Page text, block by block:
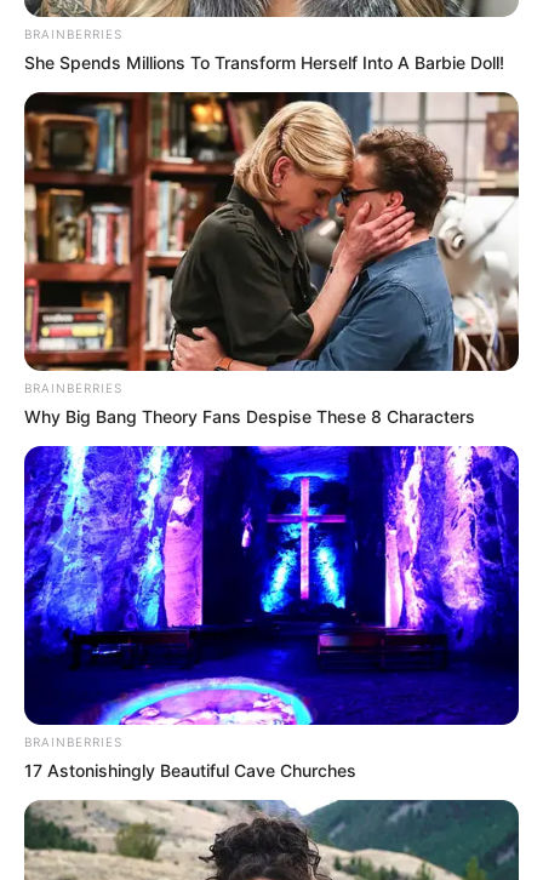
BRAINBERRIES
She Spends Millions To Transform Herself Into A Barbie Doll!
BRAINBERRIES
Why Big Bang Theory Fans Despise These 8 Characters
BRAINBERRIES
17 Astonishingly Beautiful Cave Churches